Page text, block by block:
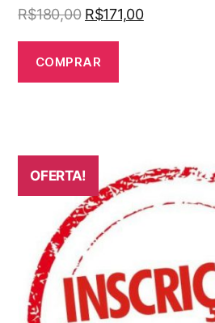
R$180,00 R$171,00
COMPRAR
OFERTA!